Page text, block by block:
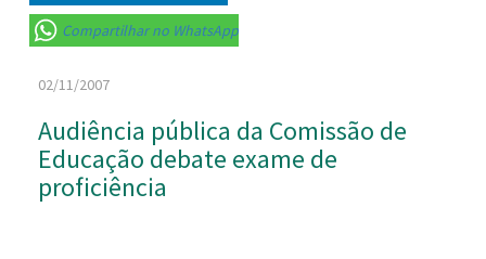
Compartilhar no WhatsApp
02/11/2007
Audiência pública da Comissão de
Educação debate exame de
proficiência